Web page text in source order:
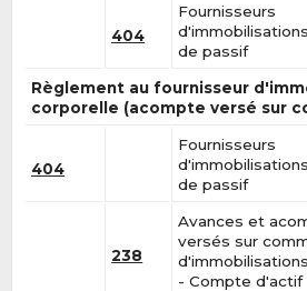
404
Fournisseurs
de passif
Règlement au fournisseur
corporelle (acompte versé sur
404
Fournisseurs
de passif
238
Avances et
versés sur
- Compte d'actif